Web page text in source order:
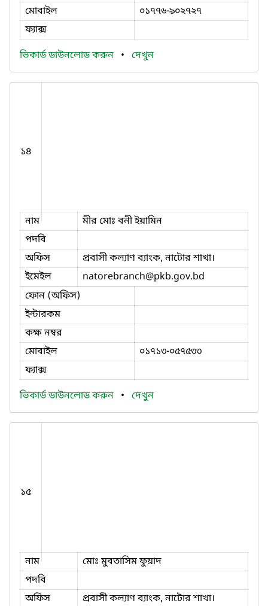
মোবাইল
০১৭৭৬-৯০২৭২৭
ফ্যাক্স
ভিকার্ড ডাউনলোড করুন • দেখুন
১৪
নাম
মীর মোঃ বনী ইয়ামিন
পদবি
অফিস
প্রবাসী কল্যাণ ব্যাংক, নাটোর শাখা।
ইমেইল
natorebranch@pkb.gov.bd
ফোন (অফিস)
ইন্টারকম
কক্ষ নম্বর
মোবাইল
০১৭১৩-০৫৭৫৩৩
ফ্যাক্স
ভিকার্ড ডাউনলোড করুন • দেখুন
১৫
নাম
মোঃ মুবতাসিম ফুয়াদ
পদবি
অফিস
প্রবাসী কল্যাণ ব্যাংক, নাটোর শাখা।